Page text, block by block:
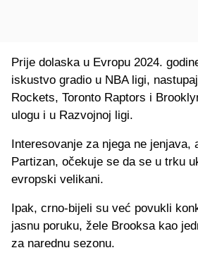
Prije dolaska u Evropu 2024.
iskustvo gradio u NBA ligi,
Rockets, Toronto Raptors i
ulogu i u Razvojnoj ligi.
Interesovanje za njega ne jenjava,
Partizan, očekuje se da se u trku
evropski velikani.
Ipak, crno-bijeli su već povukli
jasnu poruku, žele Brooksa kao
za narednu sezonu.